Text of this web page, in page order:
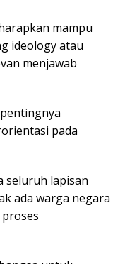
mampu
ideology atau
menjawab
pada
seluruh lapisan
ada warga negara